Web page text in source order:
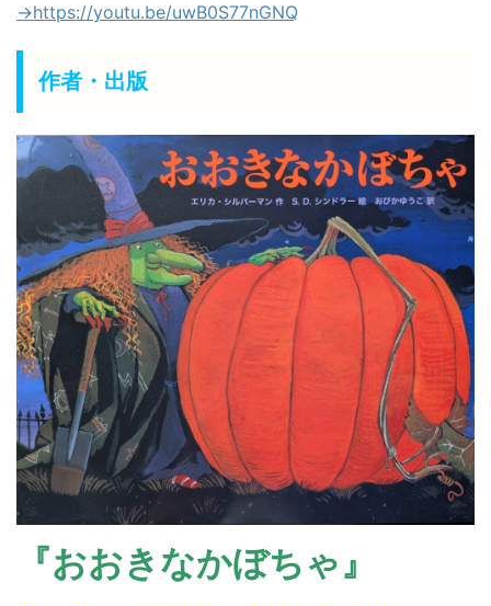
→https://youtu.be/uwB0S77nGNQ
作者・出版
『おおきなかぼちゃ』